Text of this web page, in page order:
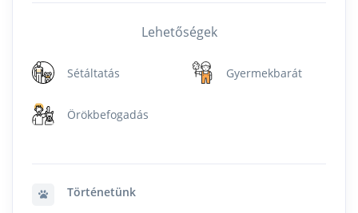
Lehetőségek
Sétáltatás Gyermekbarát
Örökbefogadás
Történetünk